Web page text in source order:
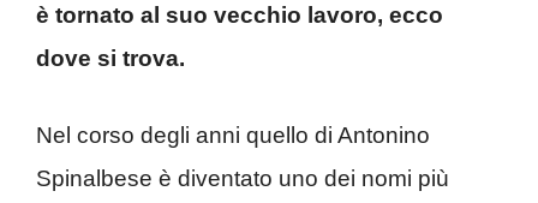
è tornato al suo vecchio lavoro, ecco
dove si trova.
Nel corso degli anni quello di Antonino
Spinalbese è diventato uno dei nomi più